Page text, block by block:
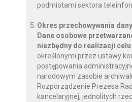
podmiotami sektora
Okres przechowywania
Dane osobowe
niezbędny do realizacji
określonymi przez ustawy
postępowania
narodowym zasobie
Rozporządzenie Prezesa
kancelaryjnej, jednolitych